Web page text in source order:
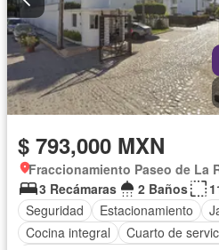
$ 793,000 MXN
Fraccionamiento Paseo de La
3 Recámaras
2 Baños
Seguridad
Estacionamiento
Cocina integral
Cuarto de